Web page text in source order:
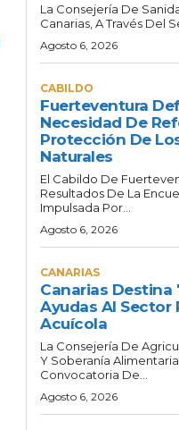
La Consejería De
Canarias, A Través Del
Agosto 6, 2026
CABILDO
Fuerteventura
Necesidad De
Protección De
Naturales
El Cabildo De
Resultados De La
Impulsada Por...
Agosto 6, 2026
CANARIAS
Canarias Destina
Ayudas Al Sector
Acuícola
La Consejería De
Y Soberanía
Convocatoria De...
Agosto 6, 2026